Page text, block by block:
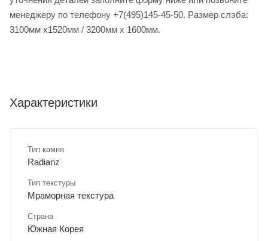
менеджеру по телефону +7(495)145-45-50. Размер слэба:
3100мм х1520мм / 3200мм х 1600мм.
Характеристики
Тип камня
Radianz
Тип текстуры
Мраморная текстура
Страна
Южная Корея